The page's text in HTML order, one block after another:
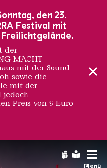
Menü
den 23.
Festival mit
der
MACHT
mit der Sound-
sowie die
mit der
jedoch
Preis von 9 Euro